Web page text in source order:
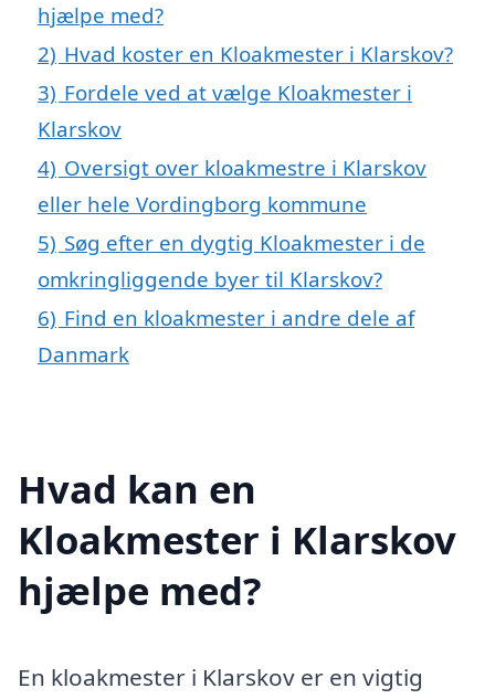
hjælpe med?
2) Hvad koster en Kloakmester i Klarskov?
3) Fordele ved at vælge Kloakmester i
Klarskov
4) Oversigt over kloakmestre i Klarskov
eller hele Vordingborg kommune
5) Søg efter en dygtig Kloakmester i de
omkringliggende byer til Klarskov?
6) Find en kloakmester i andre dele af
Danmark
Hvad kan en
Kloakmester i Klarskov
hjælpe med?
En kloakmester i Klarskov er en vigtig